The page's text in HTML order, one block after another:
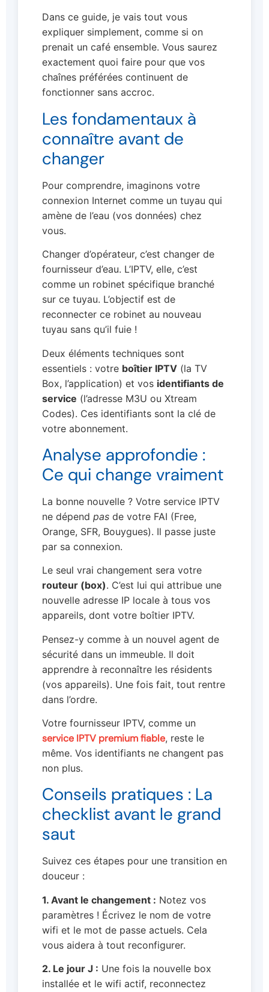
Dans ce guide, je vais tout vous
expliquer simplement, comme si on
prenait un café ensemble. Vous saurez
exactement quoi faire pour que vos
chaînes préférées continuent de
fonctionner sans accroc.
Les fondamentaux à
connaître avant de
changer
Pour comprendre, imaginons votre
connexion Internet comme un tuyau qui
amène de l’eau (vos données) chez
vous.
Changer d’opérateur, c’est changer de
fournisseur d’eau. L’IPTV, elle, c’est
comme un robinet spécifique branché
sur ce tuyau. L’objectif est de
reconnecter ce robinet au nouveau
tuyau sans qu’il fuie !
Deux éléments techniques sont
essentiels : votre boîtier IPTV (la TV
Box, l’application) et vos identifiants de
service (l’adresse M3U ou Xtream
Codes). Ces identifiants sont la clé de
votre abonnement.
Analyse approfondie :
Ce qui change vraiment
La bonne nouvelle ? Votre service IPTV
ne dépend pas de votre FAI (Free,
Orange, SFR, Bouygues). Il passe juste
par sa connexion.
Le seul vrai changement sera votre
routeur (box). C’est lui qui attribue une
nouvelle adresse IP locale à tous vos
appareils, dont votre boîtier IPTV.
Pensez-y comme à un nouvel agent de
sécurité dans un immeuble. Il doit
apprendre à reconnaître les résidents
(vos appareils). Une fois fait, tout rentre
dans l’ordre.
Votre fournisseur IPTV, comme un
service IPTV premium fiable, reste le
même. Vos identifiants ne changent pas
non plus.
Conseils pratiques : La
checklist avant le grand
saut
Suivez ces étapes pour une transition en
douceur :
1. Avant le changement : Notez vos
paramètres ! Écrivez le nom de votre
wifi et le mot de passe actuels. Cela
vous aidera à tout reconfigurer.
2. Le jour J : Une fois la nouvelle box
installée et le wifi actif, reconnectez